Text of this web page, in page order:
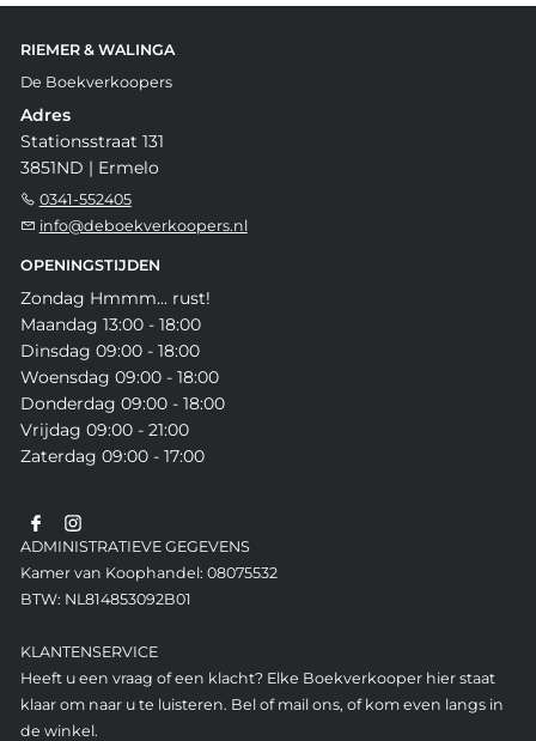
RIEMER & WALINGA
De Boekverkoopers
Adres
Stationsstraat 131
3851ND | Ermelo
0341-552405
info@deboekverkoopers.nl
OPENINGSTIJDEN
Zondag Hmmm... rust!
Maandag 13:00 - 18:00
Dinsdag 09:00 - 18:00
Woensdag 09:00 - 18:00
Donderdag 09:00 - 18:00
Vrijdag 09:00 - 21:00
Zaterdag 09:00 - 17:00
ADMINISTRATIEVE GEGEVENS
Kamer van Koophandel: 08075532
BTW: NL814853092B01
KLANTENSERVICE
Heeft u een vraag of een klacht? Elke Boekverkooper hier staat
klaar om naar u te luisteren. Bel of mail ons, of kom even langs in
de winkel.